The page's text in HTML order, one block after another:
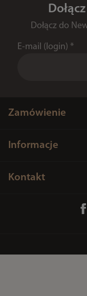
Dołącz do
E-mail (login) *
Zamówienie
Informacje
Kontakt